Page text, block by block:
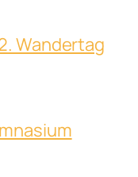
Wandertag